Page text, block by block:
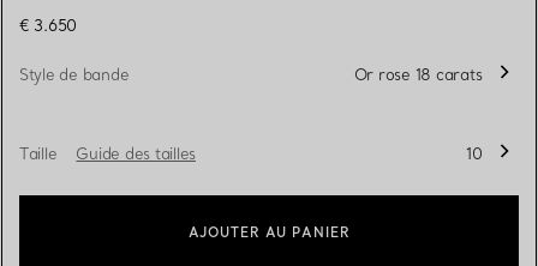
€ 3.650
Taille Guide des tailles 10
Style de bande Or rose 18 carats
AJOUTER AU PANIER